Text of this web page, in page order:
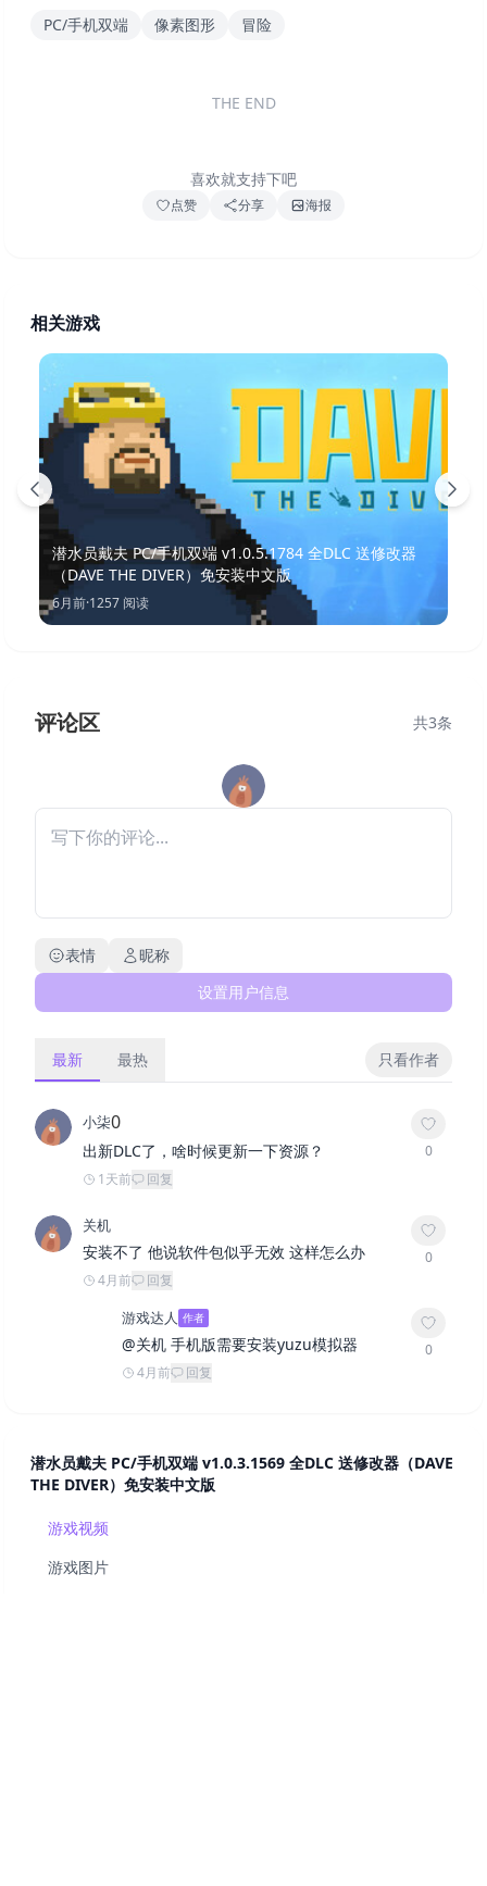
PC/手机双端 像素图形 冒险
THE END
喜欢就支持下吧
点赞 分享 海报
相关游戏
潜水员戴夫 PC/手机双端 v1.0.5.1784 全DLC 送修改器
（DAVE THE DIVER）免安装中文版
6月前·1257 阅读
评论区 共3条
表情
昵称
设置用户信息
最新 最热 只看作者
小柒0
出新DLC了，啥时候更新一下资源？
1天前 回复
0
关机
安装不了 他说软件包似乎无效 这样怎么办
4月前 回复
0
游戏达人 作者
@关机 手机版需要安装yuzu模拟器
4月前 回复
0
潜水员戴夫 PC/手机双端 v1.0.3.1569 全DLC 送修改器（DAVE
THE DIVER）免安装中文版
游戏视频
游戏图片